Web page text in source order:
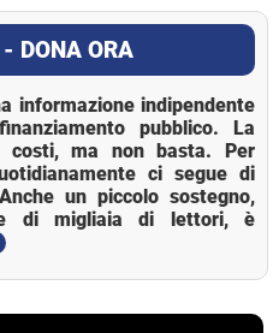
DONA ORA
informazione indipendente
pubblico. La
costi, ma non basta. Per
ci segue di
un piccolo sostegno,
di migliaia di lettori, è